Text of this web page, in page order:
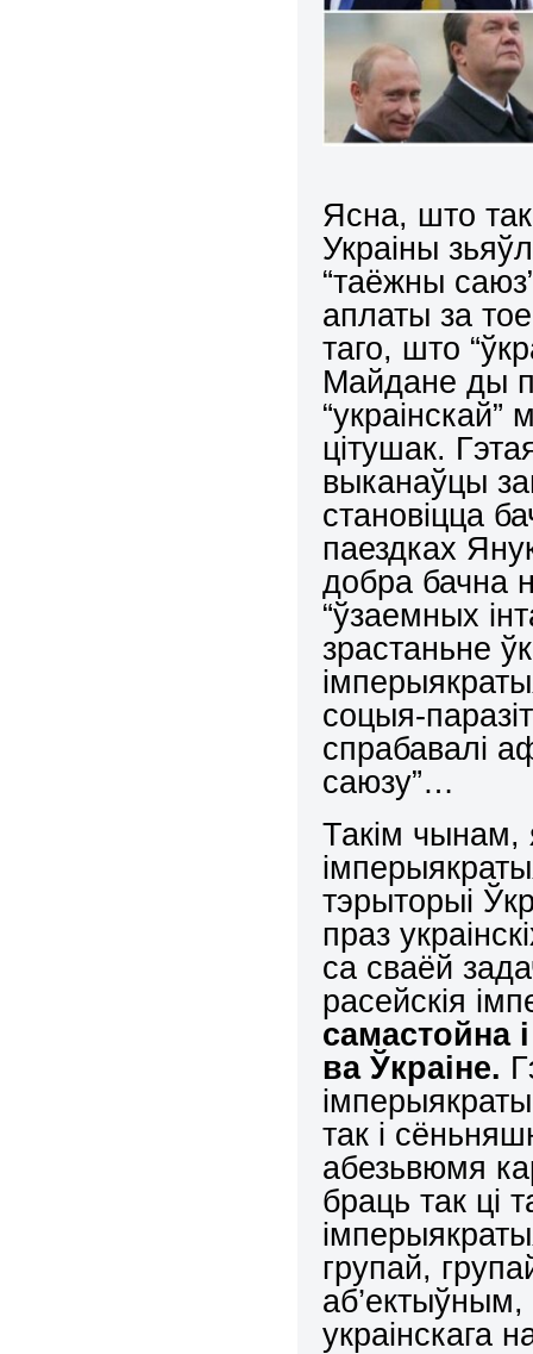
Ясна, што
Украіны
“таёжны
аплаты за
таго, што
Майдане ды
“украінскай”
цітушак.
выканаўцы
становіцца
паездках
добра бачна
“ўзаемных
зрастаньне
соцыя-
спрабавалі
саюзу”…
Такім чынам,
тэрыторыі
праз
са сваёй
расейскія
самастойна
ва Ўкраіне.
так і
абезьвюмя
браць так ці
групай,
аб’ектыўным,
украінскага